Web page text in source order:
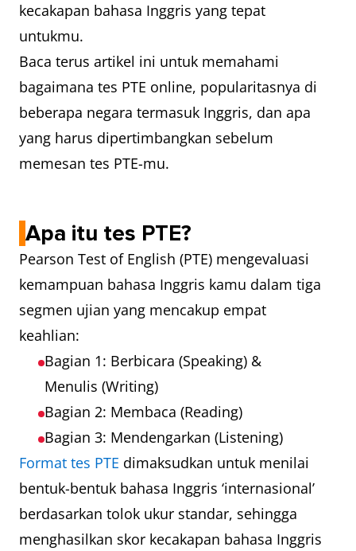
kecakapan bahasa Inggris yang tepat
untukmu.
Baca terus artikel ini untuk memahami
bagaimana tes PTE online, popularitasnya di
beberapa negara termasuk Inggris, dan apa
yang harus dipertimbangkan sebelum
memesan tes PTE-mu.
Apa itu tes PTE?
Pearson Test of English (PTE) mengevaluasi
kemampuan bahasa Inggris kamu dalam tiga
segmen ujian yang mencakup empat
keahlian:
Bagian 1: Berbicara (Speaking) &
Menulis (Writing)
Bagian 2: Membaca (Reading)
Bagian 3: Mendengarkan (Listening)
Format tes PTE dimaksudkan untuk menilai
bentuk-bentuk bahasa Inggris ‘internasional’
berdasarkan tolok ukur standar, sehingga
menghasilkan skor kecakapan bahasa Inggris